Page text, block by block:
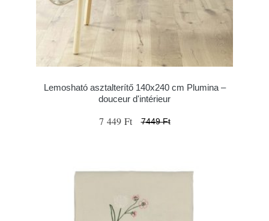
Lemosható asztalterítő 140x240 cm Plumina –
douceur d'intérieur
7 449 Ft 7449 Ft